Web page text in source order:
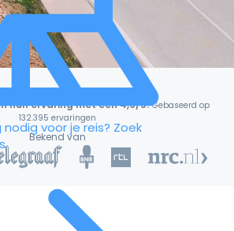
voor je reis? Zoek
hun ervaring met een 4,9/5! Gebaseerd op
132.395 ervaringen
Bekend van